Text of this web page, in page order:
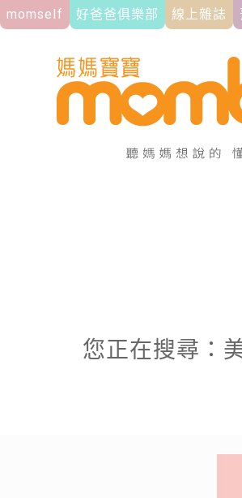
momself 好爸爸俱樂部 線上雜誌
您正在搜尋：